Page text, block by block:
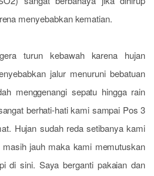
menyebabkan kematian.
turun kebawah karena hujan
jalur menuruni bebatuan
menggenangi sepatu hingga rain
berhati-hati kami sampai Pos 3
Hujan sudah reda setibanya kami
jauh maka kami memutuskan
di sini. Saya berganti pakaian dan